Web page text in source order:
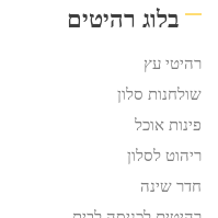
בלוג רהיטים
רהיטי עץ
שולחנות סלון
פינות אוכל
ריהוט לסלון
חדר שינה